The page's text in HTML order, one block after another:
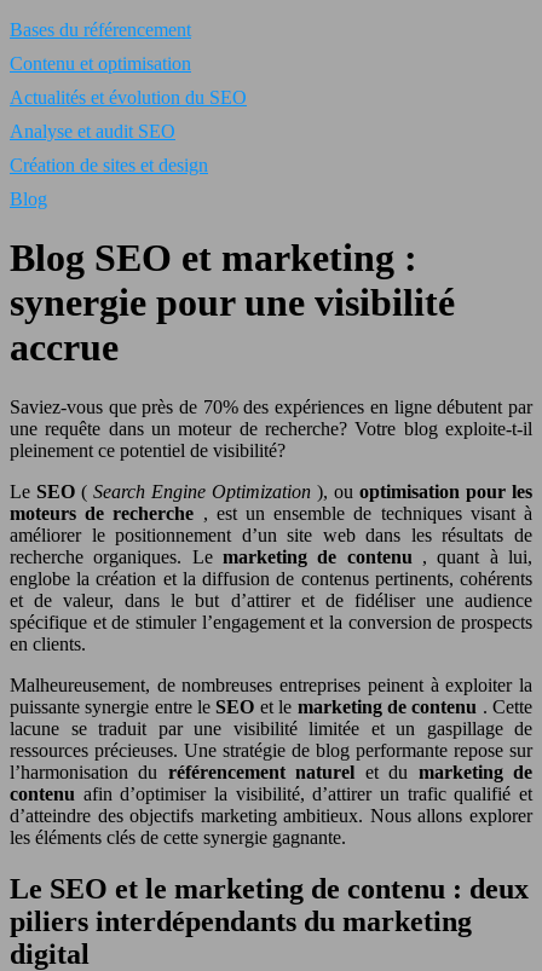
Bases du référencement
Contenu et optimisation
Actualités et évolution du SEO
Analyse et audit SEO
Création de sites et design
Blog
Blog SEO et marketing :
synergie pour une visibilité
accrue
Saviez-vous que près de 70% des expériences en ligne débutent par
une requête dans un moteur de recherche? Votre blog exploite-t-il
pleinement ce potentiel de visibilité?
Le SEO ( Search Engine Optimization ), ou optimisation pour les
moteurs de recherche , est un ensemble de techniques visant à
améliorer le positionnement d’un site web dans les résultats de
recherche organiques. Le marketing de contenu , quant à lui,
englobe la création et la diffusion de contenus pertinents, cohérents
et de valeur, dans le but d’attirer et de fidéliser une audience
spécifique et de stimuler l’engagement et la conversion de prospects
en clients.
Malheureusement, de nombreuses entreprises peinent à exploiter la
puissante synergie entre leSEO et le marketing de contenu . Cette
lacune se traduit par une visibilité limitée et un gaspillage de
ressources précieuses. Une stratégie de blog performante repose sur
l’harmonisation du référencement naturel et du marketing de
contenu afin d’optimiser la visibilité, d’attirer un trafic qualifié et
d’atteindre des objectifs marketing ambitieux. Nous allons explorer
les éléments clés de cette synergie gagnante.
Le SEO et le marketing de contenu : deux
piliers interdépendants du marketing
digital